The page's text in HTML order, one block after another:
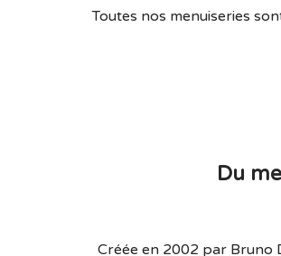
Toutes nos menuiseries
Du
Créée en 2002 par Bruno